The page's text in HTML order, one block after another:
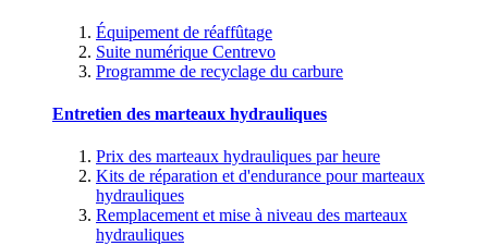
Équipement de réaffûtage
Suite numérique Centrevo
Programme de recyclage du carbure
Entretien des marteaux hydrauliques
Prix des marteaux hydrauliques par heure
Kits de réparation et d'endurance pour marteaux
hydrauliques
Remplacement et mise à niveau des marteaux
hydrauliques